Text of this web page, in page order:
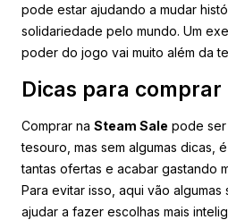
pode estar ajudando a mudar
solidariedade pelo mundo. Um
poder do jogo vai muito além da
Dicas para comprar
Comprar na Steam Sale pode ser
tesouro, mas sem algumas dicas,
tantas ofertas e acabar gastando
Para evitar isso, aqui vão
ajudar a fazer escolhas mais